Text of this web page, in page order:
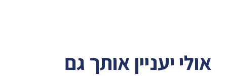
אולי יעניין אותך גם